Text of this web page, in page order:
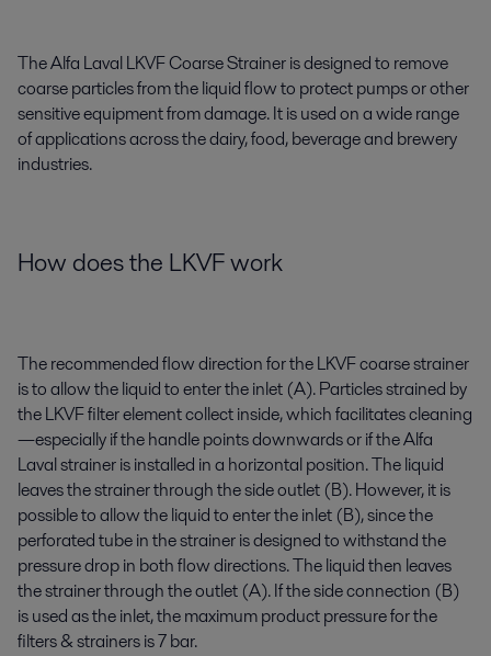
The Alfa Laval LKVF Coarse Strainer is designed to remove
coarse particles from the liquid flow to protect pumps or other
sensitive equipment from damage. It is used on a wide range
of applications across the dairy, food, beverage and brewery
industries.
How does the LKVF work
The recommended flow direction for the LKVF coarse strainer
is to allow the liquid to enter the inlet (A). Particles strained by
the LKVF filter element collect inside, which facilitates cleaning
—especially if the handle points downwards or if the Alfa
Laval strainer is installed in a horizontal position. The liquid
leaves the strainer through the side outlet (B). However, it is
possible to allow the liquid to enter the inlet (B), since the
perforated tube in the strainer is designed to withstand the
pressure drop in both flow directions. The liquid then leaves
the strainer through the outlet (A). If the side connection (B)
is used as the inlet, the maximum product pressure for the
filters & strainers is 7 bar.